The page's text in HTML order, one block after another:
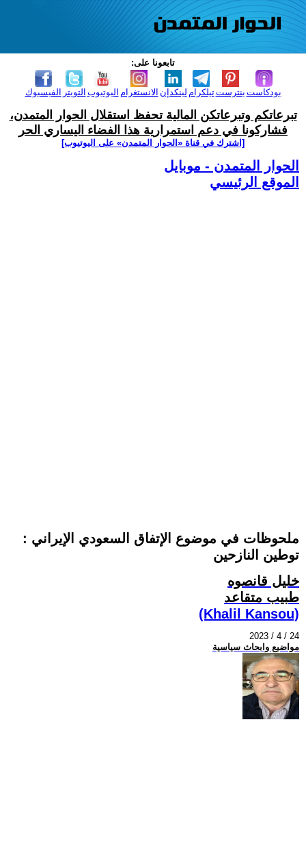
تابعونا على:
الفيسبوك التويتر اليوتيوب الانستغرام لينكدإن تيلكرامبنترست بودكاست
تبرعاتكم وتبرعاتكن المالية تحفظ استقلال الحوار المتمدن،
فشاركونا في دعم استمرارية هذا الفضاء اليساري الحر
[اشترك في قناة ‫«الحوار المتمدن» على اليوتيوب]
الحوار المتمدن - موبايل
الموقع الرئيسي
ملحوظات في موضوع الإتفاق السعودي الإيراني :
توطين النازحين
خليل قانصوه
طبيب متقاعد
(Khalil Kansou)
2023 / 4 / 24
مواضيع وابحاث سياسية